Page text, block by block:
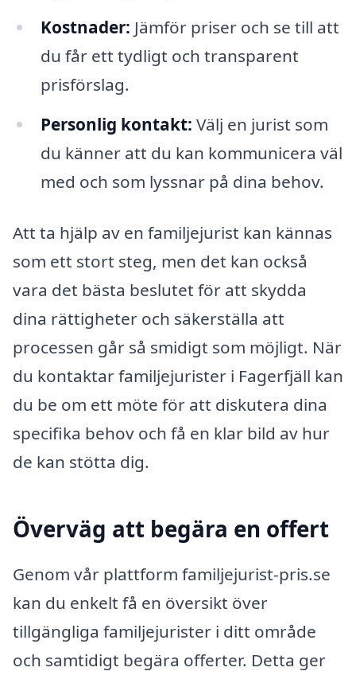
Kostnader: Jämför priser och se till att
du får ett tydligt och transparent
prisförslag.
Personlig kontakt: Välj en jurist som
du känner att du kan kommunicera väl
med och som lyssnar på dina behov.
Att ta hjälp av en familjejurist kan kännas
som ett stort steg, men det kan också
vara det bästa beslutet för att skydda
dina rättigheter och säkerställa att
processen går så smidigt som möjligt. När
du kontaktar familjejurister i Fagerfjäll kan
du be om ett möte för att diskutera dina
specifika behov och få en klar bild av hur
de kan stötta dig.
Överväg att begära en offert
Genom vår plattform familjejurist-pris.se
kan du enkelt få en översikt över
tillgängliga familjejurister i ditt område
och samtidigt begära offerter. Detta ger